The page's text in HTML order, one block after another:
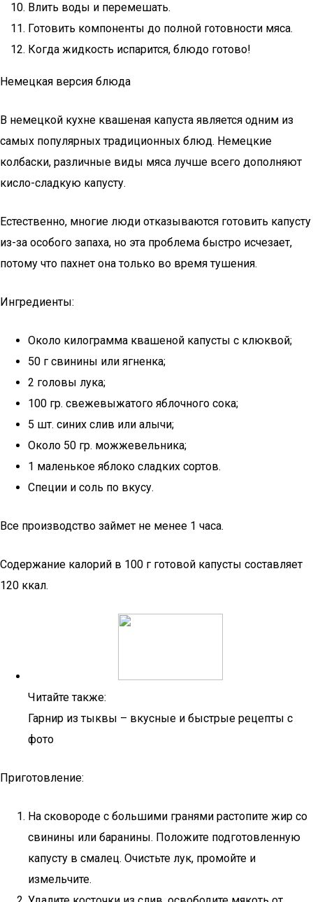
Влить воды и перемешать.
Готовить компоненты до полной готовности мяса.
Когда жидкость испарится, блюдо готово!
Немецкая версия блюда
В немецкой кухне квашеная капуста является одним из
самых популярных традиционных блюд. Немецкие
колбаски, различные виды мяса лучше всего дополняют
кисло-сладкую капусту.
Естественно, многие люди отказываются готовить капусту
из-за особого запаха, но эта проблема быстро исчезает,
потому что пахнет она только во время тушения.
Ингредиенты:
Около килограмма квашеной капусты с клюквой;
50 г свинины или ягненка;
2 головы лука;
100 гр. свежевыжатого яблочного сока;
5 шт. синих слив или алычи;
Около 50 гр. можжевельника;
1 маленькое яблоко сладких сортов.
Специи и соль по вкусу.
Все производство займет не менее 1 часа.
Содержание калорий в 100 г готовой капусты составляет
120 ккал.
Читайте также:
Гарнир из тыквы – вкусные и быстрые рецепты с
фото
Приготовление:
На сковороде с большими гранями растопите жир со
свинины или баранины. Положите подготовленную
капусту в смалец. Очистьте лук, промойте и
измельчите.